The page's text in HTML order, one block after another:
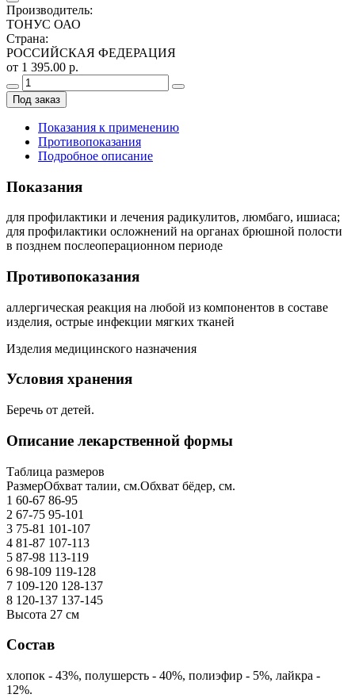
Производитель:
ТОНУС ОАО
Страна:
РОССИЙСКАЯ ФЕДЕРАЦИЯ
от 1 395.00 р.
Под заказ
Показания к применению
Противопоказания
Подробное описание
Показания
для профилактики и лечения радикулитов, люмбаго, ишиаса;
для профилактики осложнений на органах брюшной полости
в позднем послеоперационном периоде
Противопоказания
аллергическая реакция на любой из компонентов в составе
изделия, острые инфекции мягких тканей
Изделия медицинского назначения
Условия хранения
Беречь от детей.
Описание лекарственной формы
Таблица размеров
РазмерОбхват талии, см.Обхват бёдер, см.
1 60-67 86-95
2 67-75 95-101
3 75-81 101-107
4 81-87 107-113
5 87-98 113-119
6 98-109 119-128
7 109-120 128-137
8 120-137 137-145
Высота 27 см
Состав
хлопок - 43%, полушерсть - 40%, полиэфир - 5%, лайкра -
12%.